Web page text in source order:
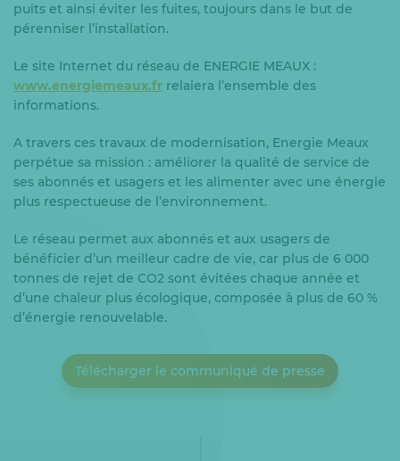
puits et ainsi éviter les fuites, toujours dans le but de
pérenniser l’installation.
Le site Internet du réseau de ENERGIE MEAUX :
www.energiemeaux.fr relaiera l’ensemble des
informations.
A travers ces travaux de modernisation, Energie Meaux
perpétue sa mission : améliorer la qualité de service de
ses abonnés et usagers et les alimenter avec une énergie
plus respectueuse de l’environnement.
Le réseau permet aux abonnés et aux usagers de
bénéficier d’un meilleur cadre de vie, car plus de 6 000
tonnes de rejet de CO2 sont évitées chaque année et
d’une chaleur plus écologique, composée à plus de 60 %
d’énergie renouvelable.
Télécharger le communiqué de presse